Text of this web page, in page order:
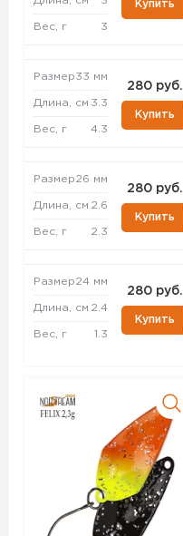
Вес, г 3
Купить
Размер33 мм
Длина, см 3.3
Вес, г 4.3
280 руб.
Купить
Размер26 мм
Длина, см 2.6
Вес, г 2.3
280 руб.
Купить
Размер24 мм
Длина, см 2.4
Вес, г 1.3
280 руб.
Купить